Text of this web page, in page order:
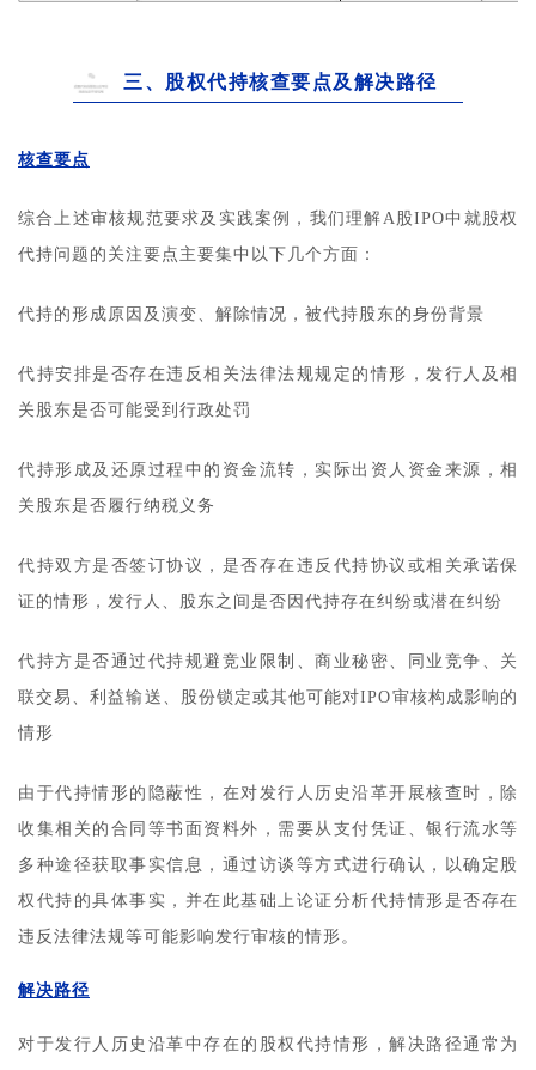
三、股权代持核查要点及解决路径
核查要点
综合上述审核规范要求及实践案例，我们理解A股IPO中就股权
代持问题的关注要点主要集中以下几个方面：
代持的形成原因及演变、解除情况，被代持股东的身份背景
代持安排是否存在违反相关法律法规规定的情形，发行人及相
关股东是否可能受到行政处罚
代持形成及还原过程中的资金流转，实际出资人资金来源，相
关股东是否履行纳税义务
代持双方是否签订协议，是否存在违反代持协议或相关承诺保
证的情形，发行人、股东之间是否因代持存在纠纷或潜在纠纷
代持方是否通过代持规避竞业限制、商业秘密、同业竞争、关
联交易、利益输送、股份锁定或其他可能对IPO审核构成影响的
情形
由于代持情形的隐蔽性，在对发行人历史沿革开展核查时，除
收集相关的合同等书面资料外，需要从支付凭证、银行流水等
多种途径获取事实信息，通过访谈等方式进行确认，以确定股
权代持的具体事实，并在此基础上论证分析代持情形是否存在
违反法律法规等可能影响发行审核的情形。
解决路径
对于发行人历史沿革中存在的股权代持情形，解决路径通常为